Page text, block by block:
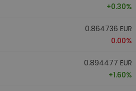
+0.30%
0.864736 EUR
0.00%
0.894477 EUR
+1.60%